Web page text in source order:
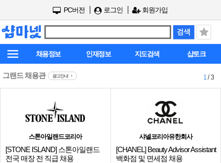
PC버전 로그인 회원가입
채용정보 인재정보 지도검색 샵토크
그랜드 채용관 광고안내 1/ 3
스톤아일랜드코리아
[STONE ISLAND] 스톤아일랜드
전국 매장 전 직급 채용
샤넬코리아유한회사
[CHANEL] Beauty Advisor Assistant
백화점 및 면세점 채용